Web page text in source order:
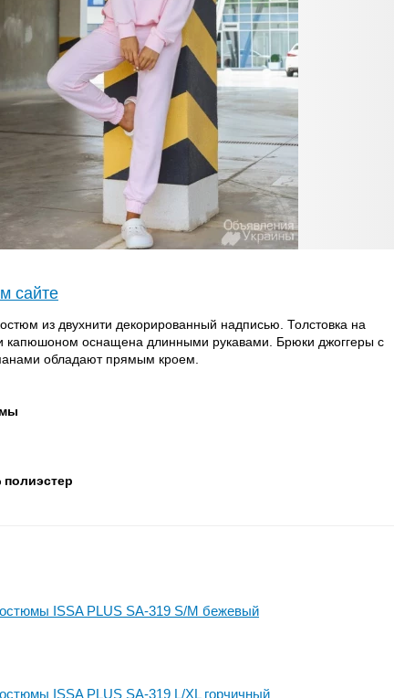
сайте
из двухнити декорированный надписью. Толстовка на
капюшоном оснащена длинными рукавами. Брюки джоггеры с
обладают прямым кроем.
полиэстер
ISSA PLUS SA-319 S/M бежевый
ISSA PLUS SA-319 L/XL горчичный